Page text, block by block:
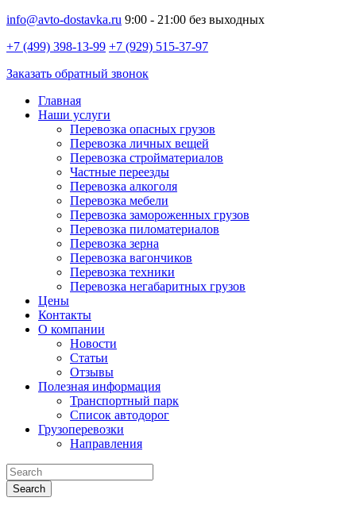
info@avto-dostavka.ru 9:00 - 21:00 без выходных
+7 (499) 398-13-99 +7 (929) 515-37-97
Заказать обратный звонок
Главная
Наши услуги
Перевозка опасных грузов
Перевозка личных вещей
Перевозка стройматериалов
Частные переезды
Перевозка алкоголя
Перевозка мебели
Перевозка замороженных грузов
Перевозка пиломатериалов
Перевозка зерна
Перевозка вагончиков
Перевозка техники
Перевозка негабаритных грузов
Цены
Контакты
О компании
Новости
Статьи
Отзывы
Полезная информация
Транспортный парк
Список автодорог
Грузоперевозки
Направления
Search